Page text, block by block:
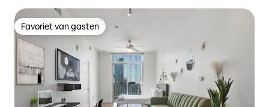
Favoriet van gasten
Favoriet van gasten